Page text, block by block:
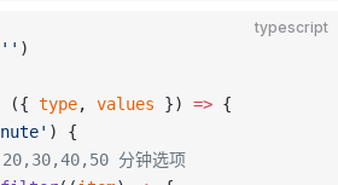
typescript
'' )
({ type, values }) => {
) {
分钟选项